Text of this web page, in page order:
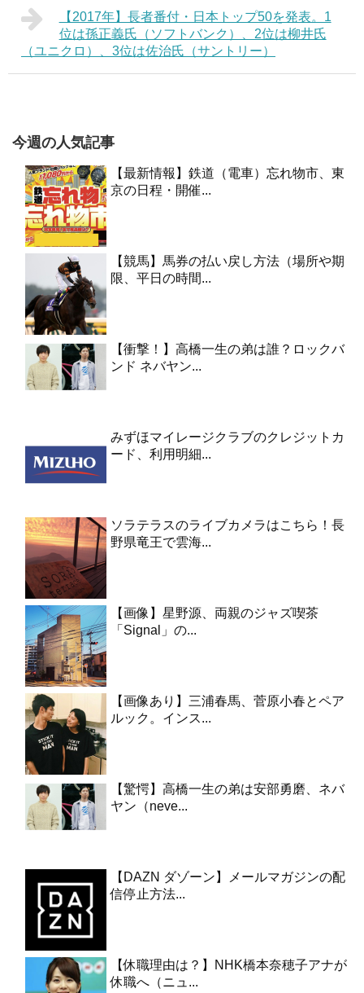
【2017年】長者番付・日本トップ50を発表。1
位は孫正義氏（ソフトバンク）、2位は柳井氏
（ユニクロ）、3位は佐治氏（サントリー）
今週の人気記事
【最新情報】鉄道（電車）忘れ物市、東
京の日程・開催...
【競馬】馬券の払い戻し方法（場所や期
限、平日の時間...
【衝撃！】高橋一生の弟は誰？ロックバ
ンド ネバヤン...
みずほマイレージクラブのクレジットカ
ード、利用明細...
ソラテラスのライブカメラはこちら！長
野県竜王で雲海...
【画像】星野源、両親のジャズ喫茶
「Signal」の...
【画像あり】三浦春馬、菅原小春とペア
ルック。インス...
【驚愕】高橋一生の弟は安部勇磨、ネバ
ヤン（neve...
【DAZN ダゾーン】メールマガジンの配
信停止方法...
【休職理由は？】NHK橋本奈穂子アナが
休職へ（ニュ...